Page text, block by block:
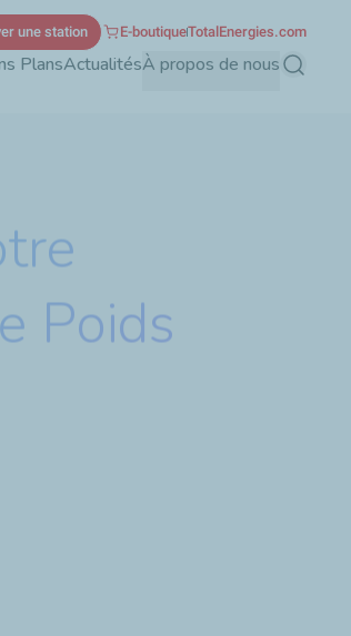
PlansActualitésÀ propos de nous
une station E-boutiqueTotalEnergies.com
Poids